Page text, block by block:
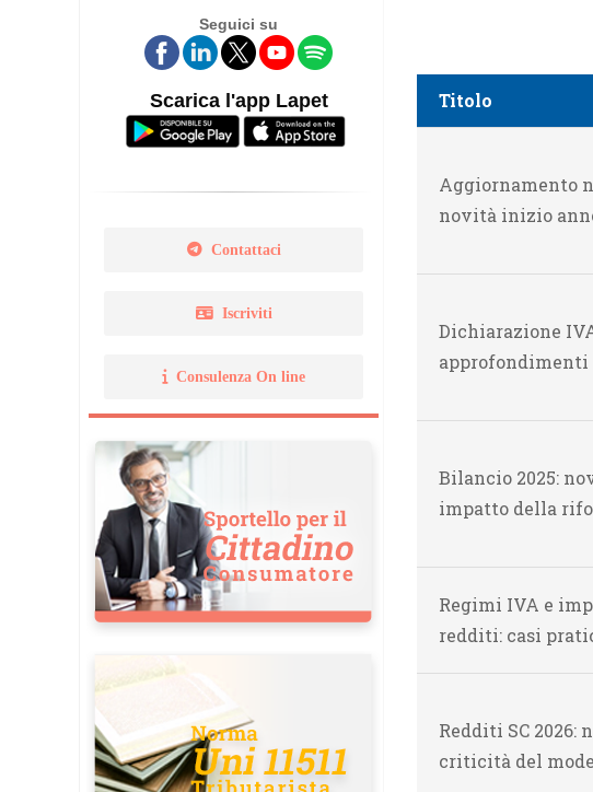
Legge 14 gennaio 2013 N. 4
Norma Uni 11511
Seguici su
Scarica l'app Lapet
Contattaci
Iscriviti
Consulenza On line
Titolo
Aggiornamento
novità inizio
Dichiarazione
approfondimenti
Bilancio 2025:
impatto della
Regimi IVA e
redditi: casi
Redditi SC 2026:
criticità del